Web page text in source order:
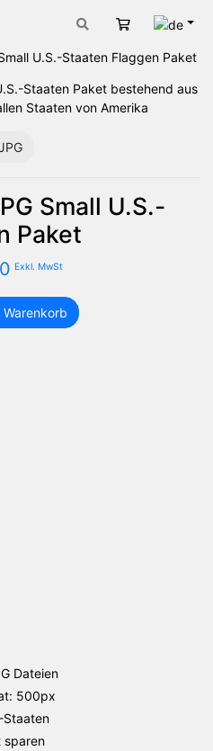
Warenkorb
U.S.-Staaten Flaggen Paket
Staaten Paket bestehend aus
Staaten von Amerika
Small U.S.-
Paket
Exkl. MwSt
Warenkorb
Dateien
500px
Staaten
sparen